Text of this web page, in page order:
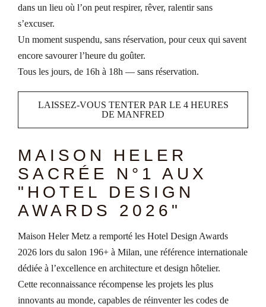
dans un lieu où l’on peut respirer, rêver, ralentir sans
s’excuser.
Un moment suspendu, sans réservation, pour ceux qui savent
encore savourer l’heure du goûter.
Tous les jours, de 16h à 18h — sans réservation.
LAISSEZ-VOUS TENTER PAR LE 4 HEURES
DE MANFRED
MAISON HELER
SACRÉE N°1 AUX
"HOTEL DESIGN
AWARDS 2026"
Maison Heler Metz a remporté les Hotel Design Awards
2026 lors du salon 196+ à Milan, une référence internationale
dédiée à l’excellence en architecture et design hôtelier.
Cette reconnaissance récompense les projets les plus
innovants au monde, capables de réinventer les codes de